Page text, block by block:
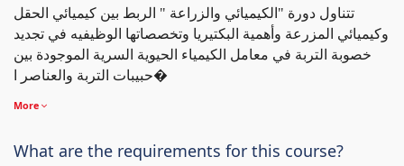
تتناول دورة "الكيميائي والزراعة " الربط بين كيميائي الحقل
وكيميائي المزرعة وأهمية البكتيريا وتخصصاتها الوظيفيه في تجديد
خصوبة التربة في معامل الكيمياء الحيوية السرية الموجودة بين
حبيبات التربة والعناصر ا�
More
What are the requirements for this course?